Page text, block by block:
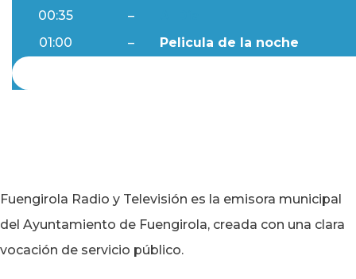
00:35 –
01:00
– Pelicula de la noche
Fuengirola Radio y Televisión es la emisora municipal
del Ayuntamiento de Fuengirola, creada con una clara
vocación de servicio público.